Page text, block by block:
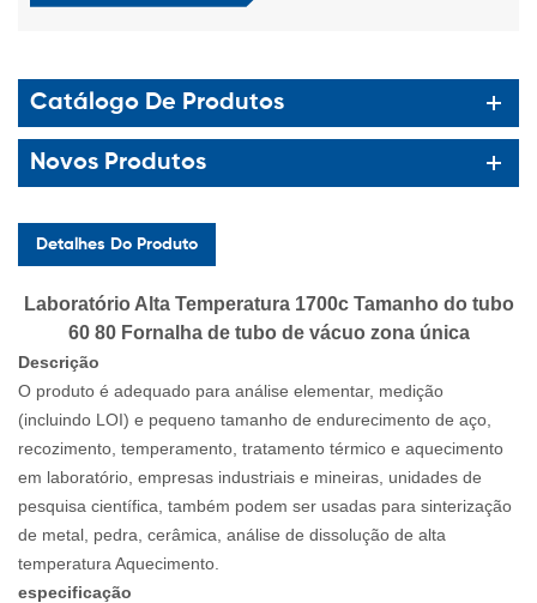
Catálogo De Produtos
Novos Produtos
Detalhes Do Produto
Laboratório Alta Temperatura 1700c Tamanho do tubo
60 80 Fornalha de tubo de vácuo zona única
Descrição
O produto é adequado para análise elementar, medição
(incluindo LOI) e pequeno tamanho de endurecimento de aço,
recozimento, temperamento, tratamento térmico e aquecimento
em laboratório, empresas industriais e mineiras, unidades de
pesquisa científica, também podem ser usadas para sinterização
de metal, pedra, cerâmica, análise de dissolução de alta
temperatura Aquecimento.
especificação